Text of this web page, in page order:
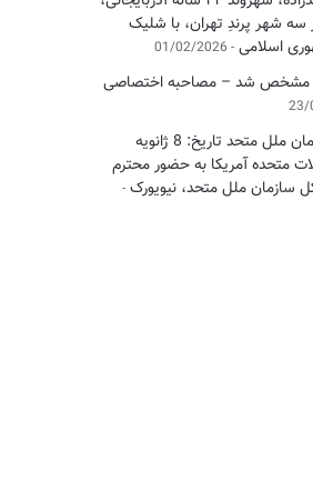
در فاز سه شهر پرندِ تهران، با شلیک
اسلامی 01/02/2026
مشخص شد – مصاحبه اختصاصی
23/
نامه رسمی به دبیرکل سازمان ملل متحد تاریخ: 8 ژانویه
متحده آمریکا به حضور محترم
سازمان ملل متحد، نیویورک